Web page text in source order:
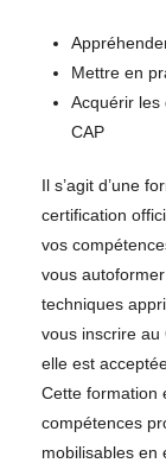
Mettre en
Acquérir les
CAP
Il s’agit d’une
certification
vos
vous
techniques
vous inscrire au
elle est
Cette formation
compétences
mobilisables en